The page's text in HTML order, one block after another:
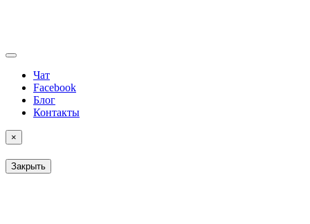
Чат
Facebook
Блог
Контакты
×
Закрыть